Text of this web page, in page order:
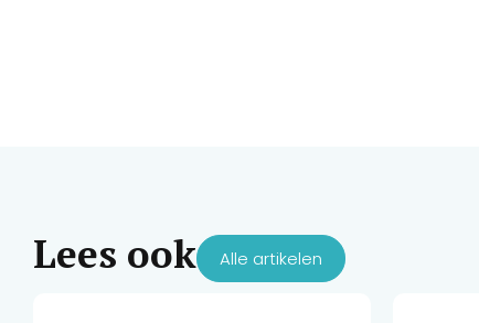
Lees ook Alle artikelen